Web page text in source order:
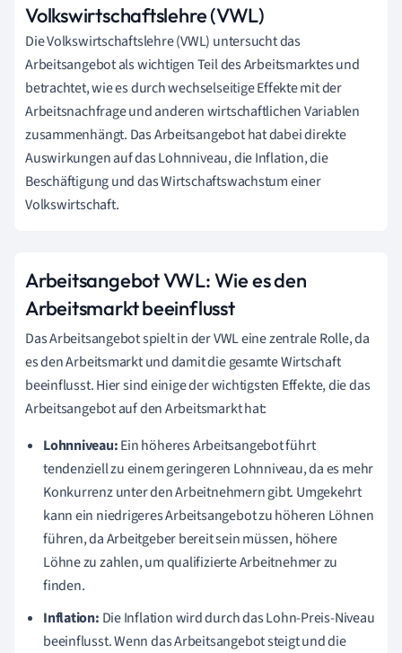
Volkswirtschaftslehre (VWL)
Die Volkswirtschaftslehre (VWL) untersucht das
Arbeitsangebot als wichtigen Teil des Arbeitsmarktes und
betrachtet, wie es durch wechselseitige Effekte mit der
Arbeitsnachfrage und anderen wirtschaftlichen Variablen
zusammenhängt. Das Arbeitsangebot hat dabei direkte
Auswirkungen auf das Lohnniveau, die Inflation, die
Beschäftigung und das Wirtschaftswachstum einer
Volkswirtschaft.
Arbeitsangebot VWL: Wie es den
Arbeitsmarkt beeinflusst
Das Arbeitsangebot spielt in der VWL eine zentrale Rolle, da
es den Arbeitsmarkt und damit die gesamte Wirtschaft
beeinflusst. Hier sind einige der wichtigsten Effekte, die das
Arbeitsangebot auf den Arbeitsmarkt hat:
Lohnniveau:Ein höheres Arbeitsangebot führt
tendenziell zu einem geringeren Lohnniveau, da es mehr
Konkurrenz unter den Arbeitnehmern gibt. Umgekehrt
kann ein niedrigeres Arbeitsangebot zu höheren Löhnen
führen, da Arbeitgeber bereit sein müssen, höhere
Löhne zu zahlen, um qualifizierte Arbeitnehmer zu
finden.
Inflation: Die Inflation wird durch das Lohn-Preis-Niveau
beeinflusst. Wenn das Arbeitsangebot steigt und die